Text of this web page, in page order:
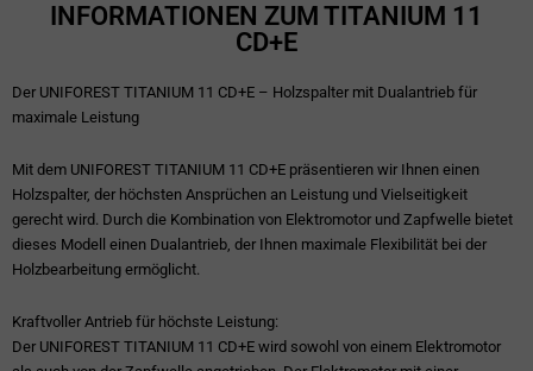
INFORMATIONEN ZUM TITANIUM 11
CD+E
Der UNIFOREST TITANIUM 11 CD+E – Holzspalter mit Dualantrieb für
maximale Leistung
Mit dem UNIFOREST TITANIUM 11 CD+E präsentieren wir Ihnen einen
Holzspalter, der höchsten Ansprüchen an Leistung und Vielseitigkeit
gerecht wird. Durch die Kombination von Elektromotor und Zapfwelle bietet
dieses Modell einen Dualantrieb, der Ihnen maximale Flexibilität bei der
Holzbearbeitung ermöglicht.
Kraftvoller Antrieb für höchste Leistung:
Der UNIFOREST TITANIUM 11 CD+E wird sowohl von einem Elektromotor